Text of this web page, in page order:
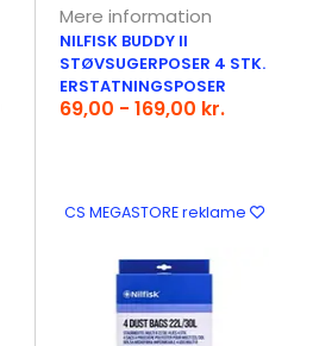
Mere information
NILFISK BUDDY II
STØVSUGERPOSER 4 STK.
ERSTATNINGSPOSER
69,00 - 169,00 kr.
CS MEGASTORE reklame